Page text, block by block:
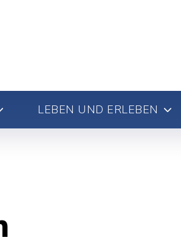
LEBEN UND ERLEBEN